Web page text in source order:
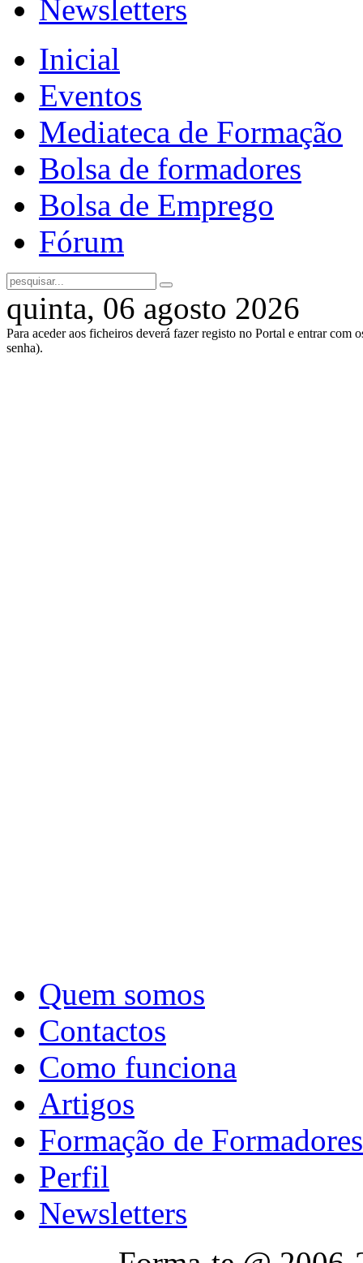
Newsletters
Inicial
Eventos
Mediateca de Formação
Bolsa de formadores
Bolsa de Emprego
Fórum
quinta, 06 agosto 2026
Para aceder aos ficheiros deverá fazer registo no Portal e entrar com
senha).
Quem somos
Contactos
Como funciona
Artigos
Formação de Formadores
Perfil
Newsletters